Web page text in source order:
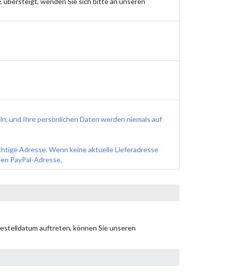
und Ihre persönlichen Daten werden niemals auf
Adresse. Wenn keine aktuelle Lieferadresse
PayPal-Adresse.
auftreten, können Sie unseren